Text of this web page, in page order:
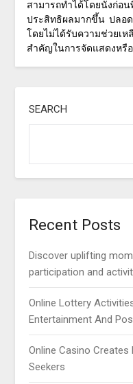
สามารถทำได้โดยนั่
ประสิทธิผลมากขึ้น ปลอ
โดยไม่ได้รับความช่วย
สำคัญในการจัดแสดงหรื
SEARCH
Recent Posts
Discover uplifting
participation and
Online Lottery
Entertainment And
Online Casino
Seekers